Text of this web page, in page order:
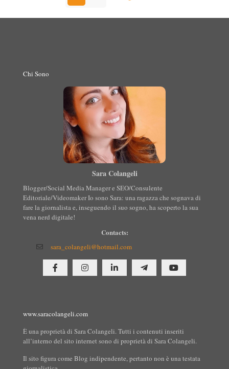
Chi Sono
Sara Colangeli
Blogger/Social Media Manager e SEO/Consulente
Editoriale/Videomaker Io sono Sara: una ragazza che sognava di
fare la giornalista e, inseguendo il suo sogno, ha scoperto la sua
vena nerd digitale!
Contacts:
sara_colangeli@hotmail.com
www.saracolangeli.com
È una proprietà di Sara Colangeli. Tutti i contenuti inseriti
all’interno del sito internet sono di proprietà di Sara Colangeli.
Il sito figura come Blog indipendente, pertanto non è una testata